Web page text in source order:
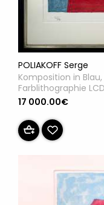
POLIAKOFF Serge
Komposition in
Farblithographie
17 000.00€